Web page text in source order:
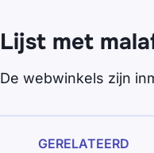
Lijst met
De webwinkels zijn
GERELATEERD